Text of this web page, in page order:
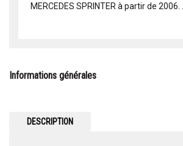
MERCEDES SPRINTER à partir de 2006. ...
Informations générales
DESCRIPTION